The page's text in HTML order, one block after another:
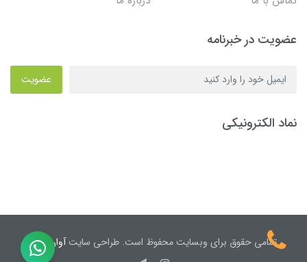
عضویت در خبرنامه
عضویت
نماد الکترونیکی
تمامی حقوق برای وبسایت محفوظ است. طراحی سایتآوان نیک